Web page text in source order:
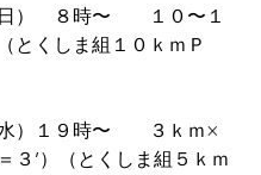
）　８時〜　　１０〜１
とくしま組１０ｋｍＰ
）１９時〜　　３ｋｍ×
３’）（とくしま組５ｋｍ